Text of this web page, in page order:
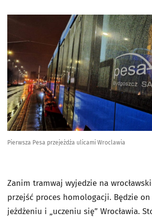
Pierwsza Pesa przejeżdża ulicami Wroclawia
Zanim tramwaj wyjedzie na
przejść proces homologacji. Będzie on
jeżdżeniu i „uczeniu się” Wrocławia.